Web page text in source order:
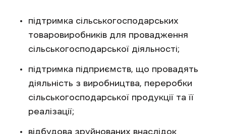
підтримка сільськогосподарських
товаровиробників для провадження
сільськогосподарської діяльності;
підтримка підприємств, що провадять
діяльність з виробництва, переробки
сільськогосподарської продукції та її
реалізації;
відбудова зруйнованих внаслідок